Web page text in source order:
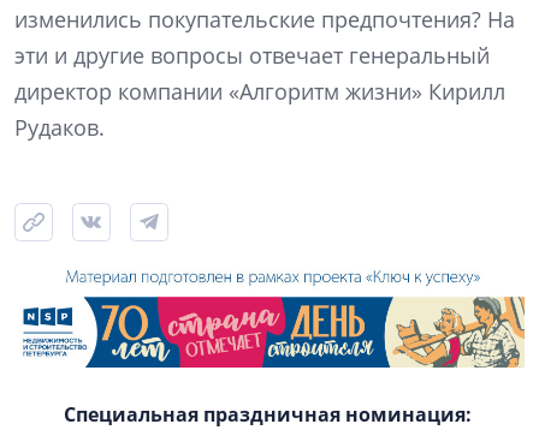
изменились покупательские предпочтения? На
эти и другие вопросы отвечает генеральный
директор компании «Алгоритм жизни» Кирилл
Рудаков.
Специальная праздничная номинация: